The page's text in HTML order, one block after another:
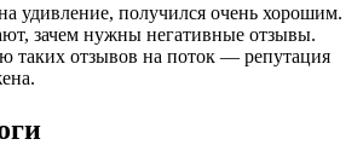
удивление, получился очень хорошим.
зачем нужны негативные отзывы.
таких отзывов на поток — репутация